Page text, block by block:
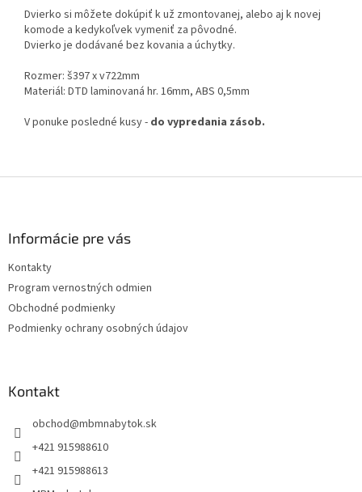
Dvierko si môžete dokúpiť k už zmontovanej, alebo aj k novej
komode a kedykoľvek vymeniť za pôvodné.
Dvierko je dodávané bez kovania a úchytky.
Rozmer: š397 x v722mm
Materiál: DTD laminovaná hr. 16mm, ABS 0,5mm
V ponuke posledné kusy - do vypredania zásob.
Informácie pre vás
Kontakty
Program vernostných odmien
Obchodné podmienky
Podmienky ochrany osobných údajov
Kontakt
obchod@mbmnabytok.sk
+421 915988610
+421 915988613